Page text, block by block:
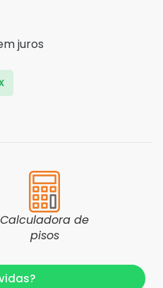
juros
Calculadora de
pisos